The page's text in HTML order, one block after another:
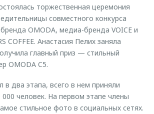
ин
торжественная церемония
совместного конкурса
OMODA, медиа-бренда VOICE и
COFFEE. Анастасия Пелих заняла
главный приз — стильный
OMODA C5.
в два этапа, всего в нем приняли
000 человек. На первом этапе члены
стильное фото в социальных сетях.